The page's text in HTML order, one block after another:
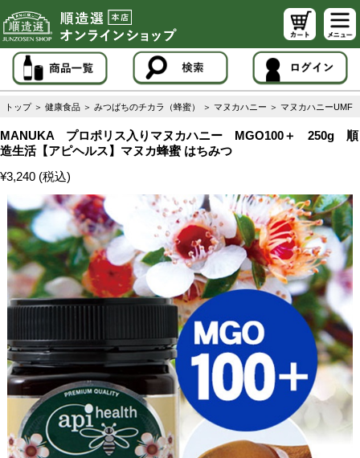
トップ ＞ 健康食品 ＞ みつばちのチカラ（蜂蜜） ＞ マヌカハニー ＞ マヌカハニーUMF
MANUKA プロポリス入りマヌカハニー MGO100＋ 250g 順
造生活【アピヘルス】マヌカ蜂蜜 はちみつ
¥3,240 (税込)